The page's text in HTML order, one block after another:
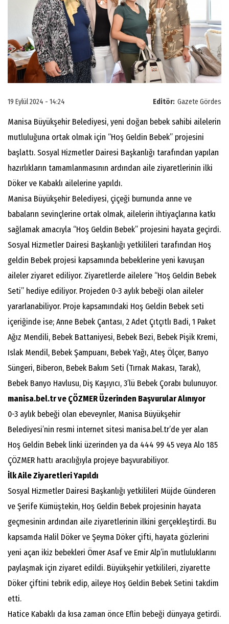
Editör: Gazete Gördes
19 Eylül 2024 - 14:24
Manisa Büyükşehir Belediyesi, yeni doğan bebek sahibi ailelerin
mutluluğuna ortak olmak için “Hoş Geldin Bebek” projesini
başlattı. Sosyal Hizmetler Dairesi Başkanlığı tarafından yapılan
hazırlıkların tamamlanmasının ardından aile ziyaretlerinin ilki
Döker ve Kabaklı ailelerine yapıldı.
Manisa Büyükşehir Belediyesi, çiçeği burnunda anne ve
babaların sevinçlerine ortak olmak, ailelerin ihtiyaçlarına katkı
sağlamak amacıyla “Hoş Geldin Bebek” projesini hayata geçirdi.
Sosyal Hizmetler Dairesi Başkanlığı yetkilileri tarafından Hoş
geldin Bebek projesi kapsamında bebeklerine yeni kavuşan
aileler ziyaret ediliyor. Ziyaretlerde ailelere “Hoş Geldin Bebek
Seti” hediye ediliyor. Projeden 0-3 aylık bebeği olan aileler
yararlanabiliyor. Proje kapsamındaki Hoş Geldin Bebek seti
içeriğinde ise; Anne Bebek Çantası, 2 Adet Çıtçıtlı Badi, 1 Paket
Ağız Mendili, ⁠Bebek Battaniyesi, Bebek Bezi, ⁠Bebek Pişik Kremi,
Islak Mendil, ⁠Bebek Şampuanı, ⁠Bebek Yağı, Ateş Ölçer, ⁠Banyo
Süngeri, ⁠Biberon, Bebek Bakım Seti (Tırnak Makası, Tarak),
⁠Bebek Banyo Havlusu, ⁠Diş Kaşıyıcı, ⁠3’lü Bebek Çorabı bulunuyor.
manisa.bel.tr ve ÇÖZMER Üzerinden Başvurular Alınıyor
0-3 aylık bebeği olan ebeveynler, Manisa Büyükşehir
Belediyesi’nin resmi internet sitesi manisa.bel.tr’de yer alan
Hoş Geldin Bebek linki üzerinden ya da 444 99 45 veya Alo 185
ÇÖZMER hattı aracılığıyla projeye başvurabiliyor.
İlk Aile Ziyaretleri Yapıldı
Sosyal Hizmetler Dairesi Başkanlığı yetkilileri Müjde Günderen
ve Şerife Kümüştekin, Hoş Geldin Bebek projesinin hayata
geçmesinin ardından aile ziyaretlerinin ilkini gerçekleştirdi. Bu
kapsamda Halil Döker ve Şeyma Döker çifti, hayata gözlerini
yeni açan ikiz bebekleri Ömer Asaf ve Emir Alp’in mutluluklarını
paylaşmak için ziyaret edildi. Büyükşehir yetkilileri, ziyarette
Döker çiftini tebrik edip, aileye Hoş Geldin Bebek Setini takdim
etti.
Hatice Kabaklı da kısa zaman önce Eflin bebeği dünyaya getirdi.